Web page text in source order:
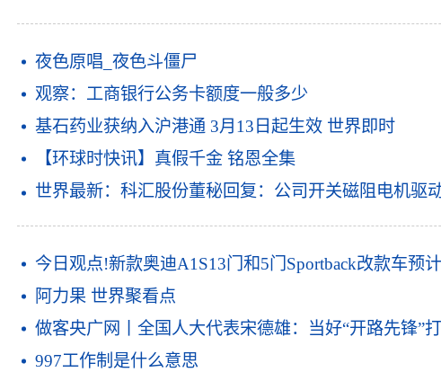
夜色原唱_夜色斗僵尸
观察：工商银行公务卡额度一般多少
基石药业获纳入沪港通 3月13日起生效 世界即时
【环球时快讯】真假千金 铭恩全集
世界最新：科汇股份董秘回复：公司开关磁阻电机驱
今日观点!新款奥迪A1S13门和5门Sportback改款车预
阿力果 世界聚看点
做客央广网丨全国人大代表宋德雄：当好“开路先锋”
997工作制是什么意思